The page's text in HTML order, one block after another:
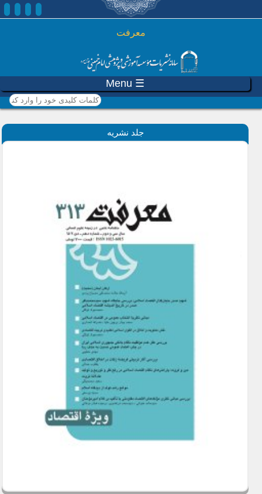
رفتن به محتوای اصلی
معرفت
☰ Menu
کلمات کلیدی خود را وارد
کنید
جلد نشریه